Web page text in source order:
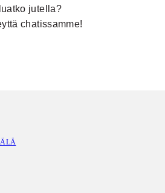
jutella?
chatissamme!